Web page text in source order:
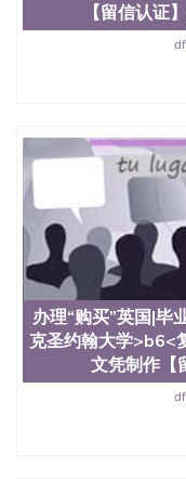
学院的毕业证成
结构（包括：水印
银，LOGO烫金烫
镭射，紫外荧光
各大院校的（毕
业证，录取通知书
新信息， 能够在
寸大小，纸张材质
原版实物，以求达
们在保证合理定价
质和效率不断优
咨询顾问：Sam q/
信:551190476办
知书，雅思，留学
公司专业制作、
教育部学历学位认
文凭、假文凭假
【留信认证
办理“购买”英国|
克圣约翰大学>b6<
文凭制作【